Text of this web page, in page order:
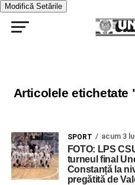
Modifică Setările
Articolele etichetate
SPORT acum 3
FOTO: LPS
turneul final
Constanță la
pregătită de